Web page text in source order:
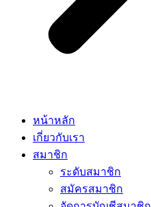
หน้าหลัก
เกี่ยวกับเรา
สมาชิก
ระดับสมาชิก
สมัครสมาชิก